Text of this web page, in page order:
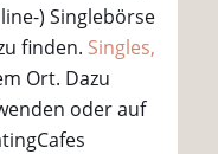
) Singlebörse
finden. Singles,
Ort. Dazu
oder auf